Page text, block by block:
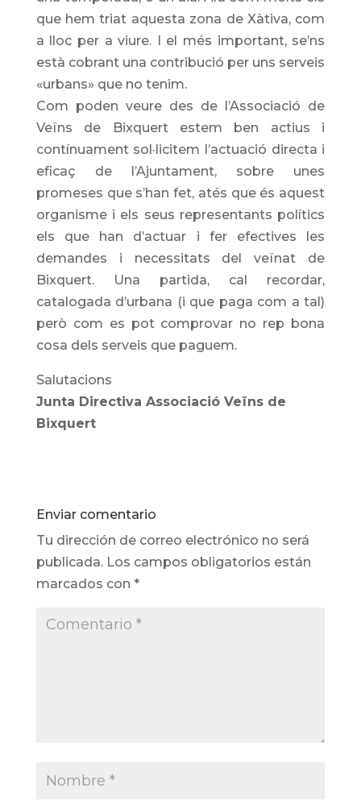
que hem triat aquesta zona de Xàtiva, com
a lloc per a viure. I el més important, se’ns
està cobrant una contribució per uns serveis
«urbans» que no tenim.
Com poden veure des de l’Associació de
Veïns de Bixquert estem ben actius i
contínuament sol·licitem l’actuació directa i
eficaç de l’Ajuntament, sobre unes
promeses que s’han fet, atés que és aquest
organisme i els seus representants polítics
els que han d’actuar i fer efectives les
demandes i necessitats del veïnat de
Bixquert. Una partida, cal recordar,
catalogada d’urbana (i que paga com a tal)
però com es pot comprovar no rep bona
cosa dels serveis que paguem.
Salutacions
Junta Directiva Associació Veïns de
Bixquert
Enviar comentario
Tu dirección de correo electrónico no será
publicada. Los campos obligatorios están
marcados con *